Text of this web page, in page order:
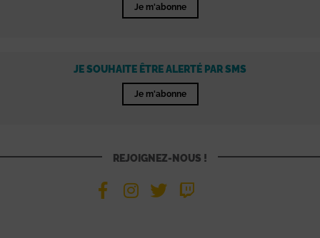
Je m'abonne
JE SOUHAITE ÊTRE ALERTÉ PAR SMS
Je m'abonne
REJOIGNEZ-NOUS !